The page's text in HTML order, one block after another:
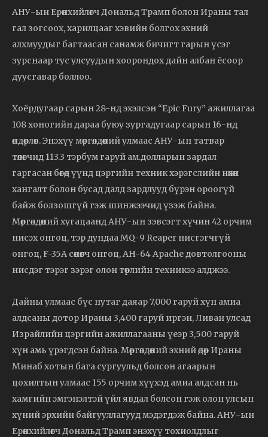
АНУ-ын Ерөнхийлөгч Дональд Трамп болон Ираны тал
гал зогсоох, харилцааг хэвийн болгох эхний
алхмуудыг багтаасан санамж бичигт гарын үсэг
зурснаар тус улсуудын хоорондох дайн албан ёсоор
дуусгавар боллоо.
Хоёрдугаар сарын 28-нд эхэлсэн “Epic Fury” ажиллагаа
108 хоногийн дараа буюу зургадугаар сарын 16-нд
өндөрлөв. Энэхүү мөргөлдөөний улмаас АНУ-ын татвар
төлөгчид 113.3 тэрбум гаруй ам.долларын зардал
гаргасан бөгөөд үүнд цэргийн техник хэрэгслийн нөхөн
хангалт болон бусад далд зардлууд бүрэн ороогүй
байж болзошгүй гэж шинжээчид үзэж байна.
Мөргөлдөөний хугацаанд АНУ-ын зэвсэгт хүчин 42 орчим
нисэх онгоц, тэр дундаа MQ-9 Reaper нисгэгчгүй
онгоц, F-35A сөнөөгч онгоц, AH-64 Apache довтолгооны
нисдэг тэрэг зэрэг олон төрлийн техникээ алджээ.
Дайны улмаас бүс нутаг даяар 7,000 гаруй хүн амиа
алдсаны дотор Ираны 3,400 гаруй иргэн, Ливан улсад
Израйлийн цэргийн ажиллагааны үеэр 3,500 гаруй
хүн амь үрэгдсэн байна. Мөргөлдөөний эхний өдөр Ираны
Минаб хотын бага сургуульд болсон агаарын
цохилтын улмаас 155 орчим хүүхэд амиа алдсан нь
хамгийн эмгэнэлтэй үйл явдал болсон гэж олон улсын
хүний эрхийн байгууллагууд мэдэгдэж байна. АНУ-ын
Ерөнхийлөгч Дональд Трамп энэхүү тохиолдлыг